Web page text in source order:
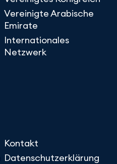
Vereinigte Arabische
Emirate
Internationales
Netzwerk
Kontakt
Datenschutzerklärung